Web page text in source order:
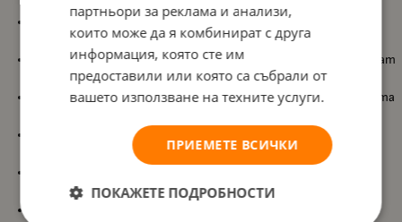
5-точков предпазен колан
, който гарантира сигурно
фиксиране;
Завиващи предни колела и задна спирачка
, които осигуряват
лесна маневреност;
Сгъваем сенник с мрежеста секция, който осигурява защита
Дръжка и предпазен гриф от еко кожа
, които добавят
партньори за реклама и анализи,
които може да я комбинират с друга
информация, която сте им
предоставили или която са събрали от
вашето използване на техните услуги.
ПРИЕМЕТЕ ВСИЧКИ
ПОКАЖЕТЕ ПОДРОБНОСТИ